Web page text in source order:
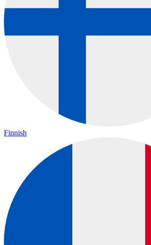
Finnish